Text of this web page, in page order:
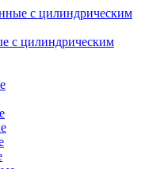
с цилиндрическим
с цилиндрическим